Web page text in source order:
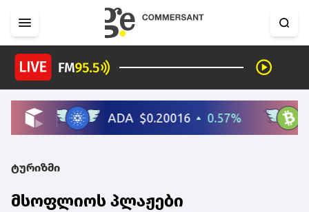
ტურიზმი
მსოფლიოს პლაჟები